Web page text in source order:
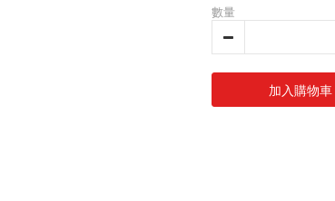
數量
加入購物車